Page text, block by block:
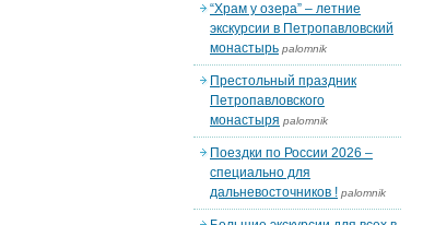
“Храм у озера” – летние
экскурсии в Петропавловский
монастырь palomnik
Престольный праздник
Петропавловского
монастыря palomnik
Поездки по России 2026 –
специально для
дальневосточников ! palomnik